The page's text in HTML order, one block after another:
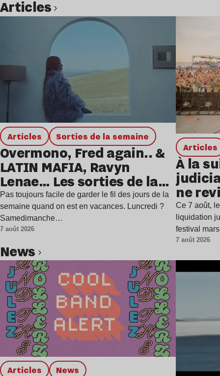
Articles
Articles Sorties de la semaine
Overmono, Fred again.. &
LATIN MAFIA, Ravyn
Lenae… Les sorties de la
semaine
Pas toujours facile de garder le fil des jours de la
semaine quand on est en vacances. Luncredi ?
Samedimanche…
7 août 2026
Articles
À la
ne
Ce 7 août,
liquidation
festival
7 août 2026
news
Articles news
Lire l’article